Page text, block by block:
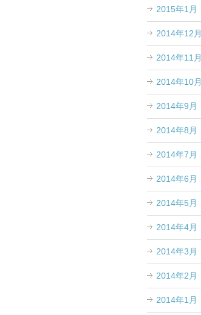
2015年1月
2014年12月
2014年11月
2014年10月
2014年9月
2014年8月
2014年7月
2014年6月
2014年5月
2014年4月
2014年3月
2014年2月
2014年1月